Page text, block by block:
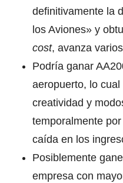
definitivamente la
los Aviones» y
cost, avanza
Podría ganar
aeropuerto, lo
creatividad y
temporalmente
caída en los
Posiblemente
empresa con